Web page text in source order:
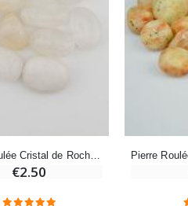
-10%
€5.50 €4.95
-25%
€78.00 €58.50
Pierre Roulée Cristal de Roche Catégorie AB
€2.50